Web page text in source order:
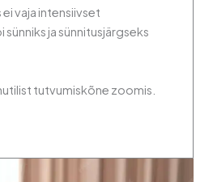
vaja intensiivset
ja sünnitusjärgseks
tutvumiskõne zoomis.